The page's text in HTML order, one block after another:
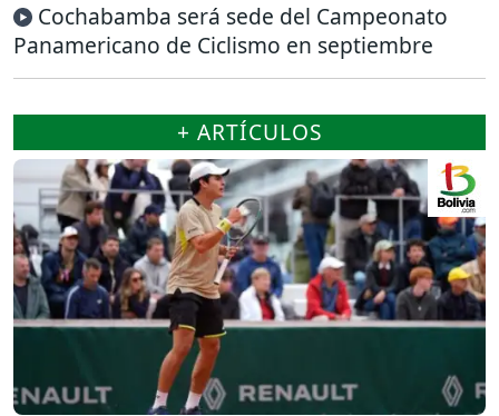
Cochabamba será sede del Campeonato
Panamericano de Ciclismo en septiembre
+ ARTÍCULOS